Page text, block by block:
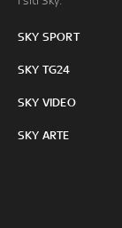
SKY SPORT
SKY TG24
SKY VIDEO
SKY ARTE